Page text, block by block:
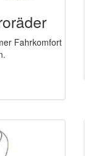
Fahrkomfort